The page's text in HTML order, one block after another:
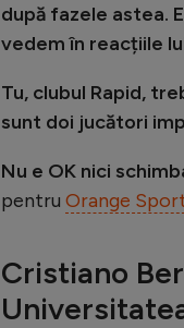
după fazele astea.
vedem în reacțiile
Tu, clubul Rapid,
sunt doi jucători
Nu e OK nici
pentru Orange
Cristiano